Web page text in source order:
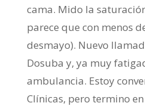
cama. Mido la
parece que con menos
desmayo). Nuevo
Dosuba y, ya muy
ambulancia. Estoy
Clínicas, pero termino